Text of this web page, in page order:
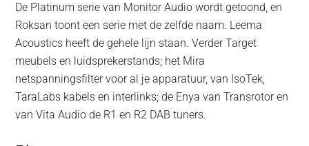
De Platinum serie van Monitor Audio wordt getoond, en
Roksan toont een serie met de zelfde naam. Leema
Acoustics heeft de gehele lijn staan. Verder Target
meubels en luidsprekerstands; het Mira
netspanningsfilter voor al je apparatuur, van IsoTek,
TaraLabs kabels en interlinks; de Enya van Transrotor en
van Vita Audio de R1 en R2 DAB tuners.